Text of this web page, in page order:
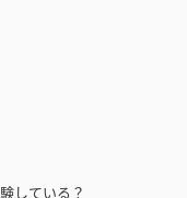
している？